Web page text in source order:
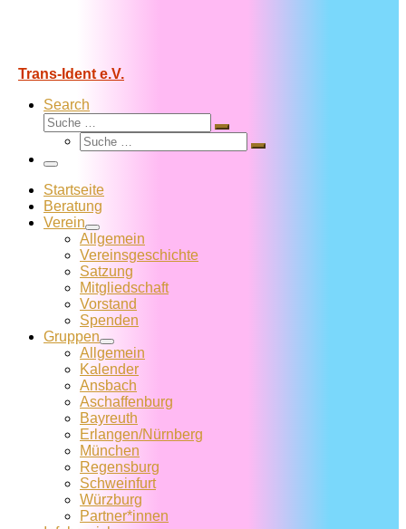
Trans-Ident e.V.
Search
Suche
Suche
Suche
Suche
Menü
Startseite
Beratung
Verein
Allgemein
Vereins­geschichte
Satzung
Mitglied­schaft
Vorstand
Spenden
Gruppen
Allgemein
Kalender
Ansbach
Aschaffenburg
Bayreuth
Erlangen/Nürnberg
München
Regensburg
Schweinfurt
Würzburg
Partner*innen